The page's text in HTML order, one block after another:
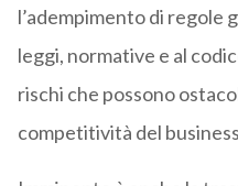
l’adempimento di regole
leggi, normative e al
rischi che possono
competitività del